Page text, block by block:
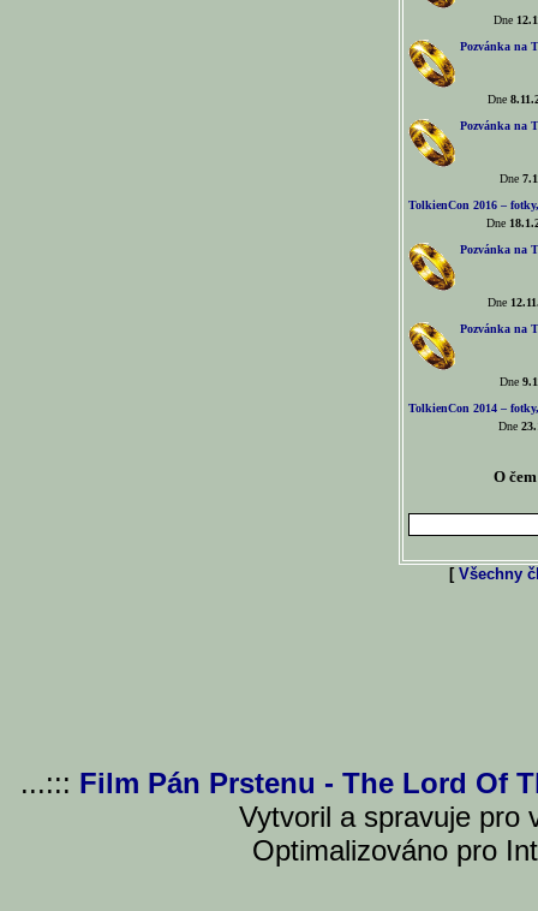
Dne
Pozvánka na
Dne
Pozvánka na
Dne
TolkienCon 2016 –
Dne
Pozvánka na
Dne
Pozvánka na
Dne
TolkienCon 2014 –
Dne
O
[ Všechny
...::: Film Pán Prstenu - The Lord Of
Vytvoril a spravuje pro
Optimalizováno pro